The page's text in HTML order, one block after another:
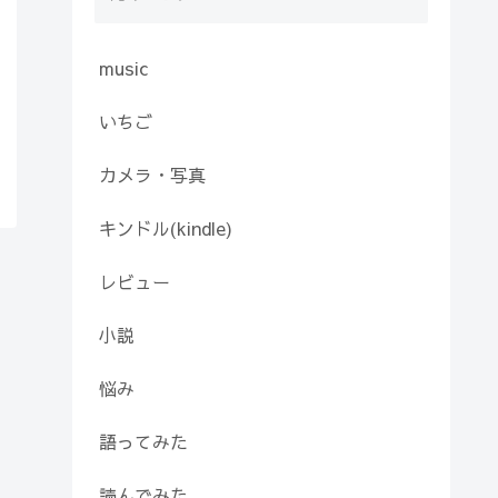
music
いちご
カメラ・写真
キンドル(kindle)
レビュー
小説
悩み
語ってみた